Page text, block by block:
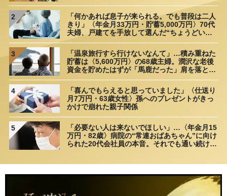
2
「何かあれば息子が来られる。でも普段は二人
きり」〈年金月33万円・貯蓄5,000万円〉70代
夫婦、戸建てを手放して選んだ“ちょうどいい
3
「温泉旅行すら行けないなんて」…積み重ねた
貯蓄は〈5,600万円〉の68歳主婦。潤沢な老後
資金を貯めたはずが「馬鹿だった」肩を落とす
4
「喜んでもらえると思っていました」〈仕送り
月7万円・63歳女性〉孫へのプレゼントがきっ
かけで崩れた親子関係
5
「必要ない人は来ないでほしい」…〈年金月15
万円・82歳〉病院の“常連おばあちゃん”に向け
られた20代会社員の本音。それでも通い続ける